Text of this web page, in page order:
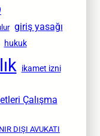
giriş yasağı
hukuk
ikamet izni
Çalışma
DIŞI AVUKATI